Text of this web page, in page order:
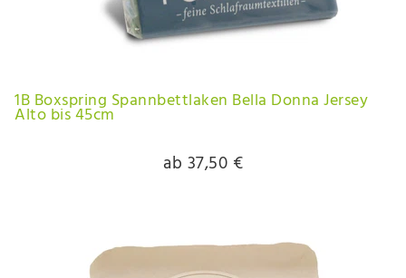
1B Boxspring Spannbettlaken Bella Donna Jersey
Alto bis 45cm
ab 37,50 €